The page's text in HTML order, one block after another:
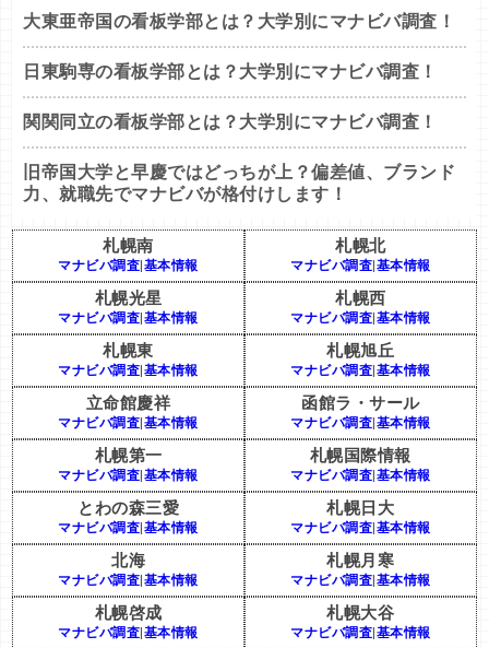
大東亜帝国の看板学部とは？大学別にマナビバ調査！
日東駒専の看板学部とは？大学別にマナビバ調査！
関関同立の看板学部とは？大学別にマナビバ調査！
旧帝国大学と早慶ではどっちが上？偏差値、ブランド
力、就職先でマナビバが格付けします！
札幌南
マナビバ調査|基本情報
札幌北
マナビバ調査|基本情報
札幌光星
マナビバ調査|基本情報
札幌西
マナビバ調査|基本情報
札幌東
マナビバ調査|基本情報
札幌旭丘
マナビバ調査|基本情報
立命館慶祥
マナビバ調査|基本情報
函館ラ・サール
マナビバ調査|基本情報
札幌第一
マナビバ調査|基本情報
札幌国際情報
マナビバ調査|基本情報
とわの森三愛
マナビバ調査|基本情報
札幌日大
マナビバ調査|基本情報
北海
マナビバ調査|基本情報
札幌月寒
マナビバ調査|基本情報
札幌啓成
マナビバ調査|基本情報
札幌大谷
マナビバ調査|基本情報